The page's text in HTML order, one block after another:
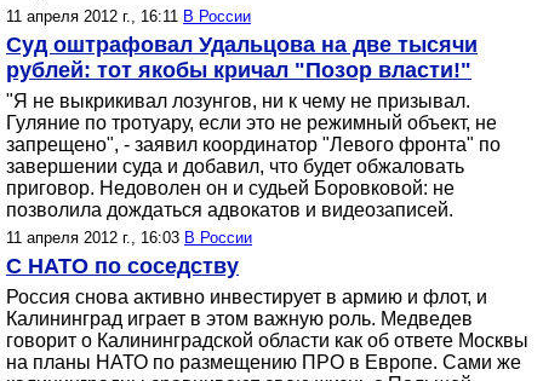
11 апреля 2012 г., 16:11 В России
Суд оштрафовал Удальцова на две тысячи
рублей: тот якобы кричал "Позор власти!"
"Я не выкрикивал лозунгов, ни к чему не призывал.
Гуляние по тротуару, если это не режимный объект, не
запрещено", - заявил координатор "Левого фронта" по
завершении суда и добавил, что будет обжаловать
приговор. Недоволен он и судьей Боровковой: не
позволила дождаться адвокатов и видеозаписей.
11 апреля 2012 г., 16:03 В России
С НАТО по соседству
Россия снова активно инвестирует в армию и флот, и
Калининград играет в этом важную роль. Медведев
говорит о Калининградской области как об ответе Москвы
на планы НАТО по размещению ПРО в Европе. Сами же